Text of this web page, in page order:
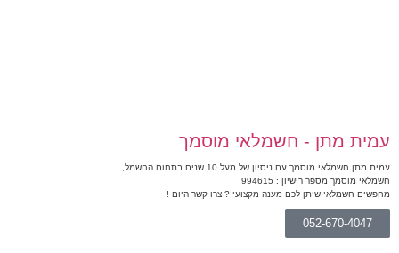
עמית מתן - חשמלאי מוסמך
עמית מתן חשמלאי מוסמך עם ניסיון של מעל 10 שנים בתחום החשמל,
חשמלאי מוסמך מספר רישיון : 994615
מחפשים חשמלאי שיתן לכם מענה מקצועי ? צרו קשר היום !
052-670-4047